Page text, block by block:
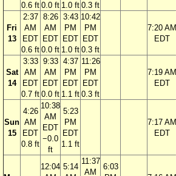
0.6 ft 0.0 ft 1.0 ft 0.3 ft
Fri
13
2:37
AM
EDT
0.6 ft
8:26
AM
EDT
0.0 ft
3:43
PM
EDT
1.0 ft
10:42
PM
EDT
0.3 ft
7:20 AM
EDT
Sat
14
3:33
AM
EDT
0.7 ft
9:33
AM
EDT
0.0 ft
4:37
PM
EDT
1.1 ft
11:26
PM
EDT
0.3 ft
7:19 AM
EDT
Sun
15
4:26
AM
EDT
0.8 ft
10:38
AM
EDT
−0.0
ft
5:23
PM
EDT
1.1 ft
7:17 AM
EDT
12:04 5:14
11:37
AM
6:03